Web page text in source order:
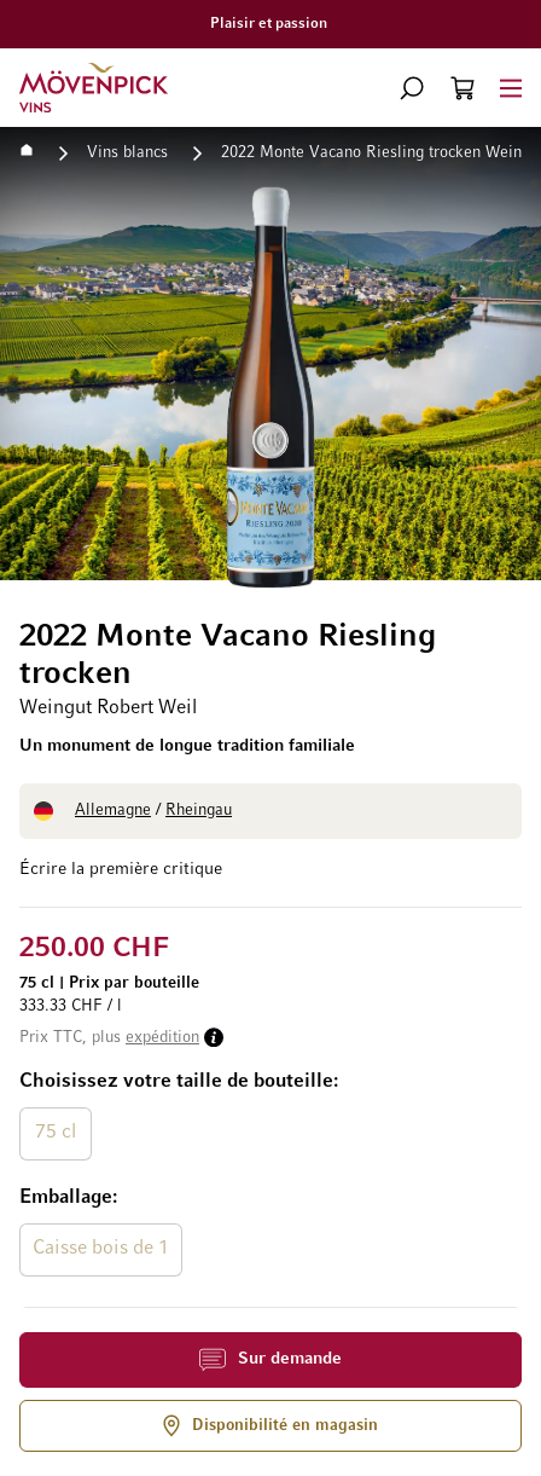
Livraison gratuite à partir de CHF 300.–
Aller à la page d'accueil
CHERCHERPANIER
Accueil Vins blancs 2022 Monte Vacano Riesling trocken
Écrire la première critique
2022 Monte Vacano Riesling
trocken
Weingut Robert Weil
Un monument de longue tradition familiale
Allemagne / Rheingau
Choisissez votre taille de bouteille
75 cl
Emballage
Caisse bois de 1
250.00 CHF
75 cl
Prix par bouteille
333.33 CHF / l
Prix TTC, plus expédition
Sur demande
Disponibilité en magasin
Passer à la fin de la galerie d’images